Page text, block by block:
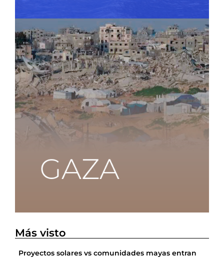
Más visto
Proyectos solares vs comunidades mayas entran